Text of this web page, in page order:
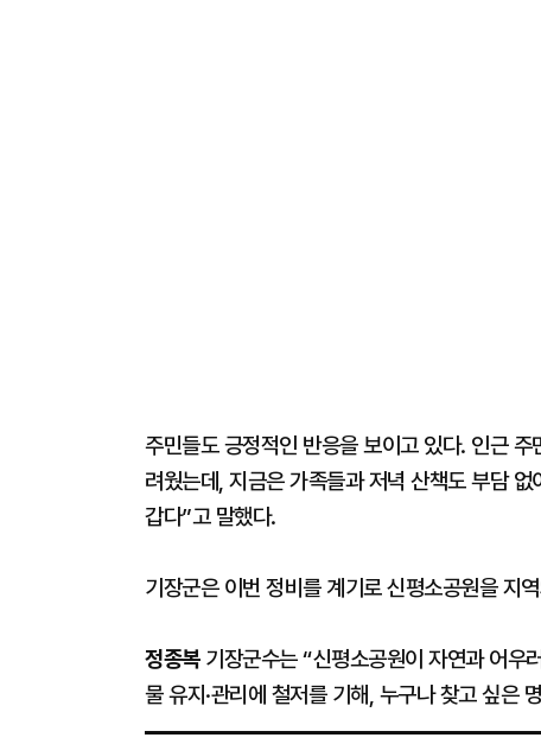
주민들도 긍정적인 반응을 보이고 있다. 인근 주
려웠는데, 지금은 가족들과 저녁 산책도 부담
갑다”고 말했다.
기장군은 이번 정비를 계기로 신평소공원을 지
정종복기장군수는 “신평소공원이 자연과 어우
물 유지·관리에 철저를 기해, 누구나 찾고 싶은